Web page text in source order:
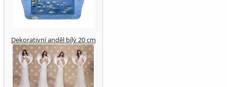
Dekorativní anděl bílý 20 cm